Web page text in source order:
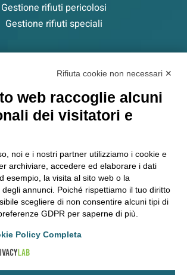
Gestione rifiuti pericolosi
Gestione rifiuti speciali
PARLA CON UN ESPERTO
ORGANIZATION S.C.A R.L. – Società
ambientale e normativa.
Scarsellini, 14 – 20161 Milano
Imprese Milano 11344540965 – Capitale
sociale euro 24.750
Cookie Policy Informativa sito web
Policy
Rifiuta cookie non necessari ✕
web raccoglie alcuni
dei visitatori e
noi e i nostri partner utilizziamo i cookie e
archiviare, accedere ed elaborare i dati
esempio, la visita al sito web o la
annunci. Poiché rispettiamo il tuo diritto
scegliere di non consentire alcuni tipi di
GDPR per saperne di più.
Policy Completa